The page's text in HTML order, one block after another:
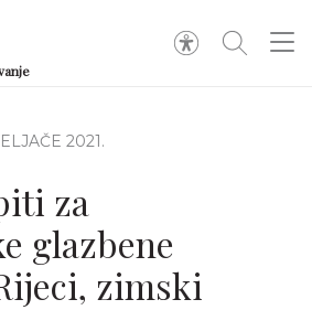
2021.
za
glazbene
zimski